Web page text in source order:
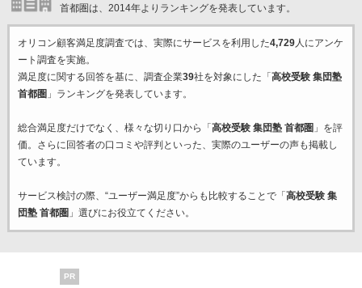
首都圏は、2014年よりランキングを発表しています。
オリコン顧客満足度調査では、実際にサービスを利用した4,729人にアンケ
ート調査を実施。
満足度に関する回答を基に、調査企業39社を対象にした「 高校受験 集団塾
首都圏 」ランキングを発表しています。
総合満足度だけでなく、様々な切り口から「 高校受験 集団塾 首都圏 」を評
価。さらに回答者の口コミや評判といった、実際のユーザーの声も掲載し
ています。
サービス検討の際、“ユーザー満足度”からも比較することで「 高校受験 集
団塾 首都圏 」選びにお役立てください。
PR